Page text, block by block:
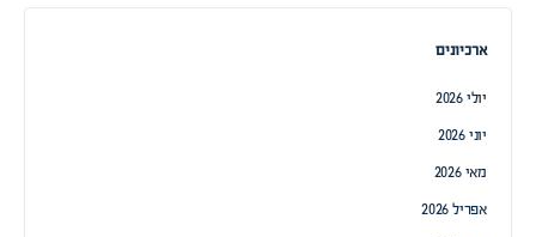
ארכיונים
יולי 2026
יוני 2026
מאי 2026
אפריל 2026